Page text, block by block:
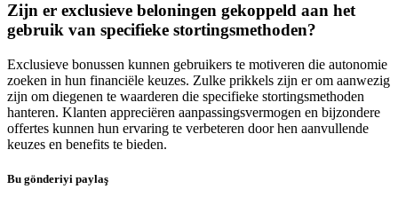
Zijn er exclusieve beloningen gekoppeld aan het
gebruik van specifieke stortingsmethoden?
Exclusieve bonussen kunnen gebruikers te motiveren die autonomie
zoeken in hun financiële keuzes. Zulke prikkels zijn er om aanwezig
zijn om diegenen te waarderen die specifieke stortingsmethoden
hanteren. Klanten appreciëren aanpassingsvermogen en bijzondere
offertes kunnen hun ervaring te verbeteren door hen aanvullende
keuzes en benefits te bieden.
Bu gönderiyi paylaş